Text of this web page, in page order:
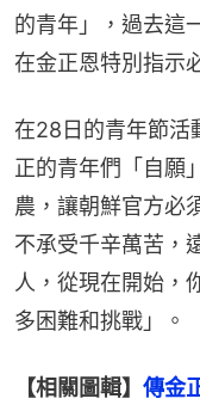
的青年」，過去這
在金正恩特別指示
在28日的青年節活
正的青年們「自願
農，讓朝鮮官方必
不承受千辛萬苦，
人，從現在開始，
多困難和挑戰」。
【相關圖輯】 傳金